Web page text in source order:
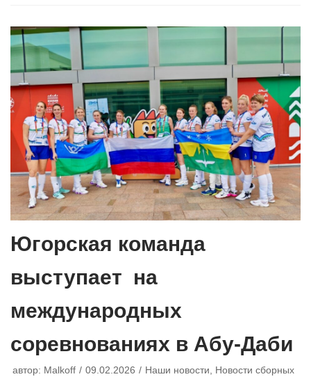
Югорская команда
выступает на
международных
соревнованиях в Абу-Даби
автор: Malkoff 09.02.2026 Наши новости, Новости сборных